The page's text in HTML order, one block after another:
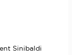
Sinibaldi